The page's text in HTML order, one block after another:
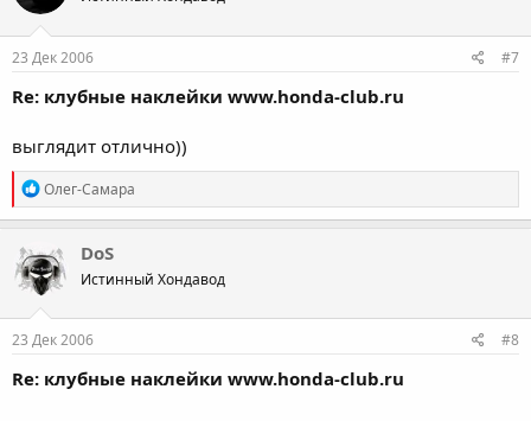
23 Дек 2006 #7
Re: клубные наклейки www.honda-club.ru
выглядит отлично))
R
e
a
t
i
o
n
s
Олег-Самара
DoS
Истинный Хондавод
23 Дек 2006 #8
Re: клубные наклейки www.honda-club.ru